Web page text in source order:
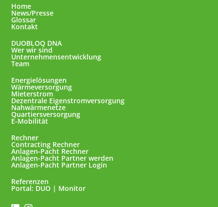
Home
News/Presse
Glossar
Kontakt
DUOBLOQ DNA
Wer wir sind
Unternehmensentwicklung
Team
Energielösungen
Wärmeversorgung
Mieterstrom
Dezentrale Eigenstromversorgung
Nahwärmenetze
Quartiersversorgung
E-Mobilität
Rechner
Contracting Rechner
Anlagen-Pacht Rechner
Anlagen-Pacht Partner werden
Anlagen-Pacht Partner Login
Referenzen
Portal: DUO | Monitor